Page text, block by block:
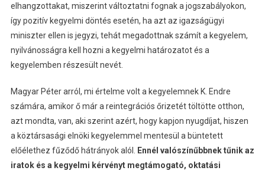
elhangzottakat, miszerint változtatni fognak a jogszabályokon,
így pozitív kegyelmi döntés esetén, ha azt az igazságügyi
miniszter ellen is jegyzi, tehát megadottnak számít a kegyelem,
nyilvánosságra kell hozni a kegyelmi határozatot és a
kegyelemben részesült nevét.
Magyar Péter arról, mi értelme volt a kegyelemnek K. Endre
számára, amikor ő már a reintegrációs őrizetét töltötte otthon,
azt mondta, van, aki szerint azért, hogy kapjon nyugdíjat, hiszen
a köztársasági elnöki kegyelemmel mentesül a büntetett
előélethez fűződő hátrányok alól.
Ennél valószínűbbnek tűnik az
iratok és a kegyelmi kérvényt megtámogató, oktatási